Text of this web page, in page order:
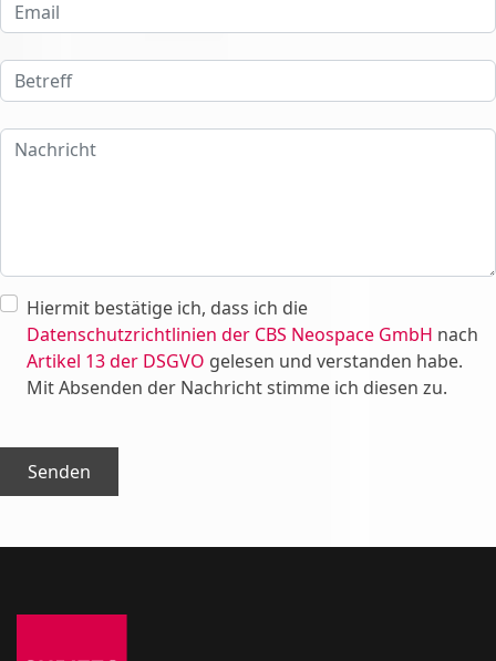
Hiermit bestätige ich, dass ich die
Datenschutzrichtlinien der CBS Neospace GmbH nach
Artikel 13 der DSGVO gelesen und verstanden habe.
Mit Absenden der Nachricht stimme ich diesen zu.
Senden